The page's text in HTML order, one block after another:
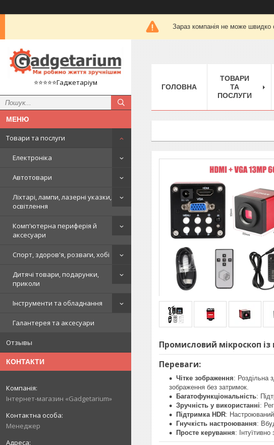
Зараз компанія не може швидко
⭐️⭐️⭐️⭐️⭐️Гаджетаріум
Товари та послуги
Електроніка
Автотовари
Ліхтарі, лампи, лазерні указки,
освітлення
Комп'ютерна периферія й
аксесуари
Спорт, здоров'я, розваги, хобі
Дитячі товари, подарунки,
приколи
Інструменти та обладнання
Галантерея та аксесуари
Отзывы
КОНТАКТИ
Інтернет-магазин «Gadgetarium»
Менеджер
ГОЛОВНА
ТОВАРИ
ТА
ПОСЛУГИ
Промисловий мікроскоп із
Переваги:
Чітке зображення: Роздільна
зображення без затримок.
Багатофункціональність:
Зручність у використанні:
Підтримка HDR: Настроюваний
Гнучкість настроювання:
Просте керування: